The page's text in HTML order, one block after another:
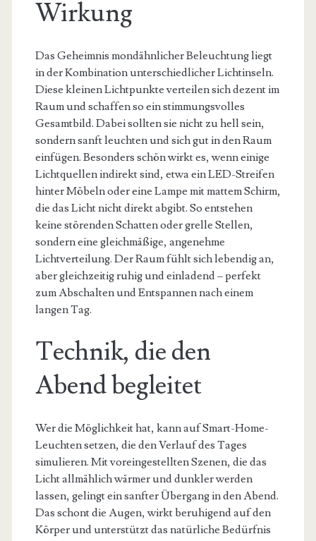
Wirkung
Das Geheimnis mondähnlicher Beleuchtung liegt
in der Kombination unterschiedlicher Lichtinseln.
Diese kleinen Lichtpunkte verteilen sich dezent im
Raum und schaffen so ein stimmungsvolles
Gesamtbild. Dabei sollten sie nicht zu hell sein,
sondern sanft leuchten und sich gut in den Raum
einfügen. Besonders schön wirkt es, wenn einige
Lichtquellen indirekt sind, etwa ein LED-Streifen
hinter Möbeln oder eine Lampe mit mattem Schirm,
die das Licht nicht direkt abgibt. So entstehen
keine störenden Schatten oder grelle Stellen,
sondern eine gleichmäßige, angenehme
Lichtverteilung. Der Raum fühlt sich lebendig an,
aber gleichzeitig ruhig und einladend – perfekt
zum Abschalten und Entspannen nach einem
langen Tag.
Technik, die den
Abend begleitet
Wer die Möglichkeit hat, kann auf Smart-Home-
Leuchten setzen, die den Verlauf des Tages
simulieren. Mit voreingestellten Szenen, die das
Licht allmählich wärmer und dunkler werden
lassen, gelingt ein sanfter Übergang in den Abend.
Das schont die Augen, wirkt beruhigend auf den
Körper und unterstützt das natürliche Bedürfnis